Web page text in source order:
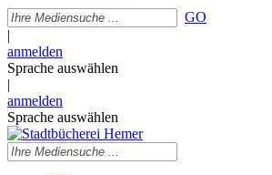
GO
|
anmelden
Sprache auswählen
|
anmelden
Sprache auswählen